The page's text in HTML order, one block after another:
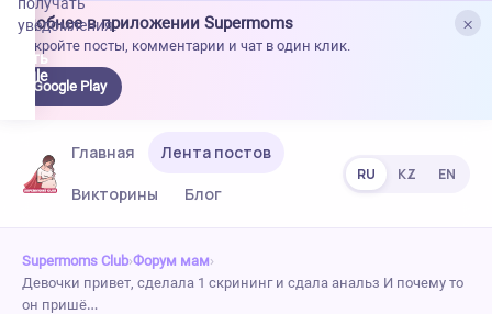
×
Удобнее в приложении Supermoms
Откройте посты, комментарии и чат в один клик.
Google Play
уведомления.
Главная
Лента постов
Викторины
Блог
RU KZ EN
Supermoms Club›Форум мам›
Девочки привет, сделала 1 скрининг и сдала анальз И почему то
он пришё…